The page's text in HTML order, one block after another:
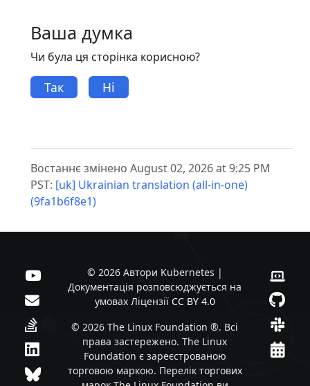
Ваша думка
Чи була ця сторінка корисною?
Так Ні
Востаннє змінено August 02, 2026 at 9:25 PM
PST: [uk] Ukrainian translation (all-in-one)
(9fa1b6f8e1)
© 2026 Автори Kubernetes |
Документація розповсюджується на
умовах Ліцензії CC BY 4.0
© 2026 The Linux Foundation ®. Всі
права застережено. The Linux
Foundation є зареєстрованою
торговою маркою. Перелік торгових